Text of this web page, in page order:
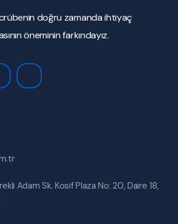
doğru zamanda ihtiyaç
öneminin farkındayız.
Adam Sk. Kosif Plaza No: 20, Daire 18,